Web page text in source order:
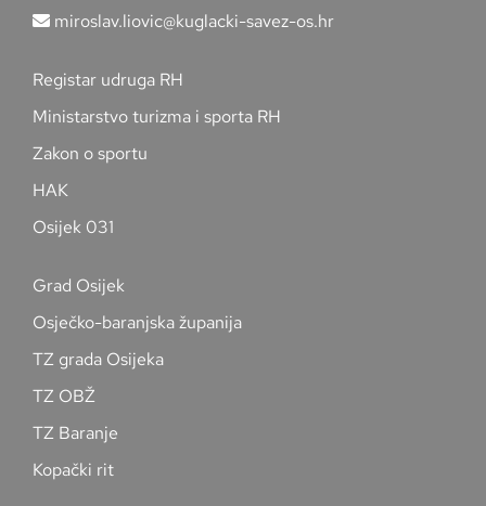
miroslav.liovic@kuglacki-savez-os.hr
Registar udruga RH
Ministarstvo turizma i sporta RH
Zakon o sportu
HAK
Osijek 031
Grad Osijek
Osječko-baranjska županija
TZ grada Osijeka
TZ OBŽ
TZ Baranje
Kopački rit